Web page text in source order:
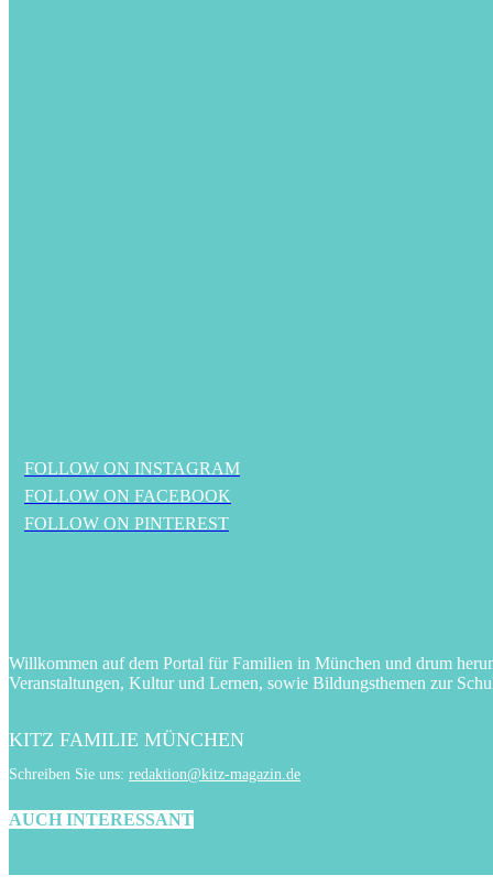
FOLLOW ON INSTAGRAM
FOLLOW ON FACEBOOK
FOLLOW ON PINTEREST
Willkommen auf dem Portal für Familien in München und drum
Veranstaltungen, Kultur und Lernen, sowie Bildungsthemen zur
KITZ FAMILIE MÜNCHEN
Schreiben Sie uns: redaktion@kitz-magazin.de
AUCH INTERESSANT